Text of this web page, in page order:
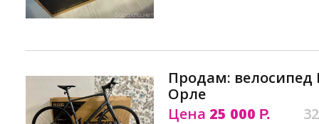
Продам: велосипед
Орле
Цена 25 000 Р.